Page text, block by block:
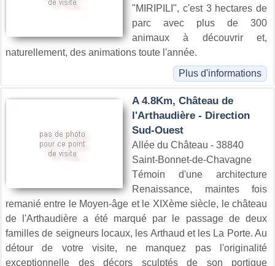
"MIRIPILI", c'est 3 hectares de
parc avec plus de 300
animaux à découvrir et,
naturellement, des animations toute l'année.
Plus d'informations
A 4.8Km, Château de
l'Arthaudière - Direction
Sud-Ouest
Allée du Château - 38840
Saint-Bonnet-de-Chavagne
Témoin d'une architecture
Renaissance, maintes fois
remanié entre le Moyen-âge et le XIXème siècle, le château
de l'Arthaudière a été marqué par le passage de deux
familles de seigneurs locaux, les Arthaud et les La Porte. Au
détour de votre visite, ne manquez pas l'originalité
exceptionnelle des décors sculptés de son portique